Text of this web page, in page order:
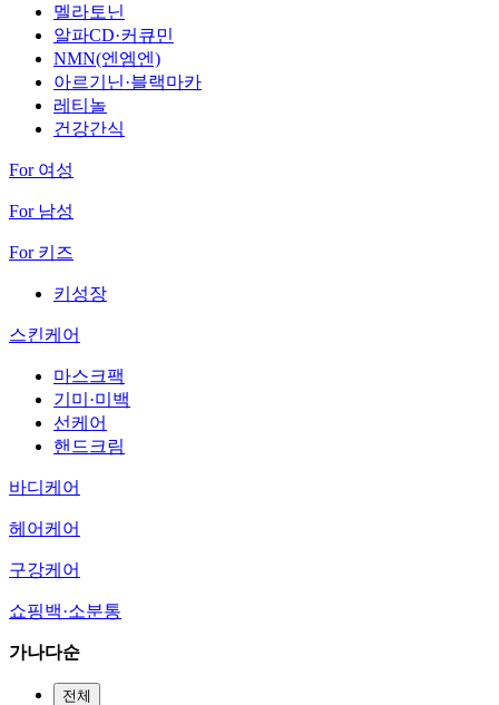
멜라토닌
알파CD·커큐민
NMN(엔엠엔)
아르기닌·블랙마카
레티놀
건강간식
For 여성
For 남성
For 키즈
키성장
스킨케어
마스크팩
기미·미백
선케어
핸드크림
바디케어
헤어케어
구강케어
쇼핑백·소분통
가나다순
전체